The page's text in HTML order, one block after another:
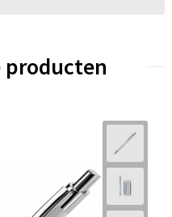
producten